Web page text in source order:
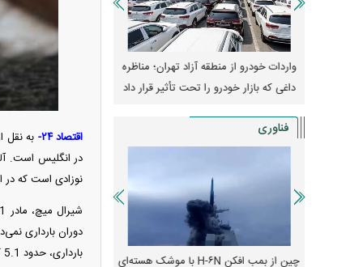
اقتصاد ۲۴-
نوزادی است که در
دوران بارداری
بارداری، حدود 5.1 کیلوگرم بود، اما در هفته آخر بارداری مشخص شده بود، آلفا بیشتر از 1.5 کیلوگرم وزن اضافه کرد.
واردات خودرو از منطقه آزاد تهران؛ مناظره
داغی که بازار خودرو را تحت تأثیر قرار داد
قیمت خودرو وارد فاز
واکنش بازار به
فناوری
چین از بمب افکن H-۶N با موشک هسته‌ای
پهپاد رهگیر یا موشک